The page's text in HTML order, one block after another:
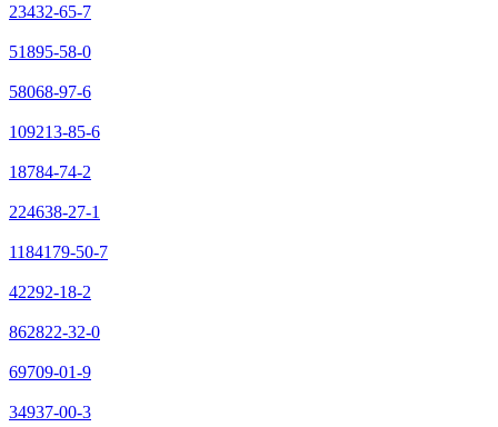
23432-65-7
51895-58-0
58068-97-6
109213-85-6
18784-74-2
224638-27-1
1184179-50-7
42292-18-2
862822-32-0
69709-01-9
34937-00-3